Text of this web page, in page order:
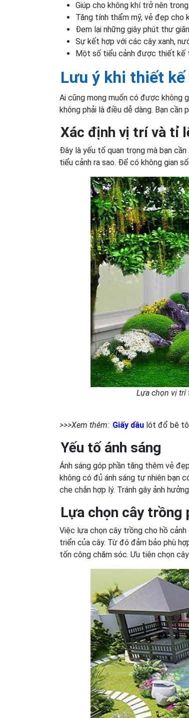
Giúp cho không khí trở nên
Tăng tính thẩm mỹ, vẻ đẹp cho
Đem lại những giây phút thư
Sự kết hợp với các cây xanh,
Một số tiểu cảnh được thiết kế
Lưu ý khi thiết
Ai cũng mong muốn có được không
không phải là điều dễ dàng. Bạn cần
Xác định vị trí và tỉ
Đây là yếu tố quan trọng mà bạn
tiểu cảnh ra sao. Để có không gian
Lựa chọn vị trí
>>>Xem thêm: Giấy dầu lót đổ bê
Yếu tố ánh sáng
Ánh sáng góp phần tăng thêm vẻ
không có đủ ánh sáng tự nhiên bạn
che chắn hợp lý. Tránh gây ảnh
Lựa chọn cây trồng
Việc lựa chọn cây trồng cho hồ
triển của cây. Từ đó đảm bảo phù
tốn công chăm sóc. Ưu tiên chọn